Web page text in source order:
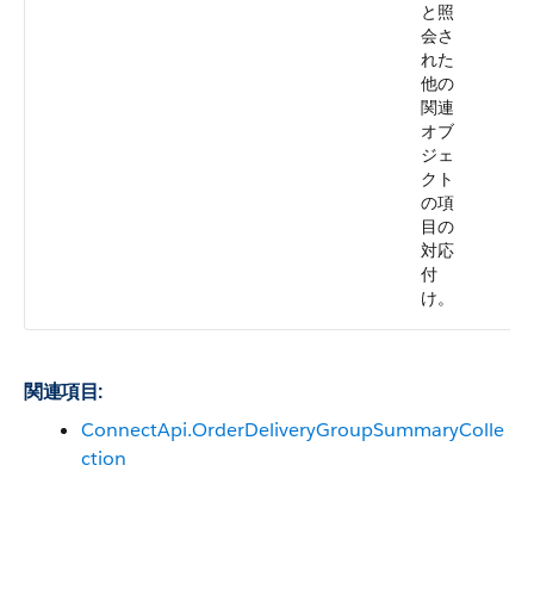
と照
会さ
れた
他の
関連
オブ
ジェ
クト
の項
目の
対応
付
け。
関連項目:
ConnectApi.OrderDeliveryGroupSummaryColle
ction